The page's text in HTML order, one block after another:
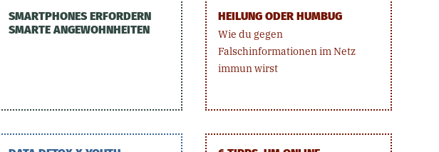
SMARTPHONES ERFORDERN
SMARTE ANGEWOHNHEITEN
HEILUNG ODER HUMBUG
Wie du gegen
Falschinformationen im Netz
immun wirst